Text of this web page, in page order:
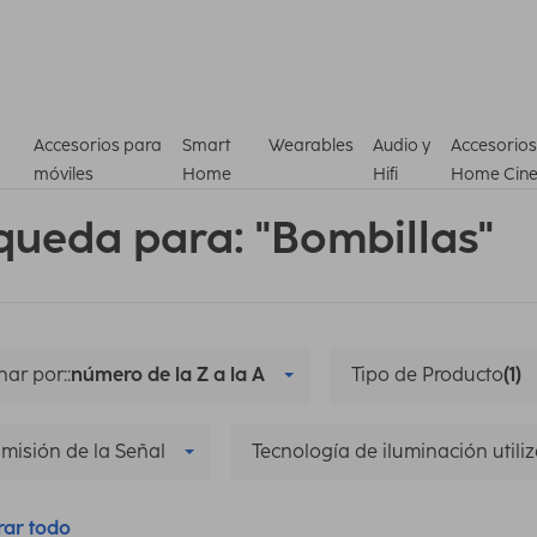
Accesorios para
móviles
Smart
Home
Wearables
Audio y
Hifi
Home
para: "Bombillas"
por::número de la Z a la A Tipo de Producto(1)
de la Señal Tecnología de iluminación
todo